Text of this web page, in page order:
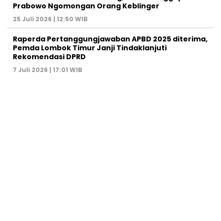
Prabowo Ngomongan Orang Keblinger
25 Juli 2026 | 12:50 WIB
Raperda Pertanggungjawaban APBD 2025 diterima,
Pemda Lombok Timur Janji Tindaklanjuti
Rekomendasi DPRD
7 Juli 2026 | 17:01 WIB